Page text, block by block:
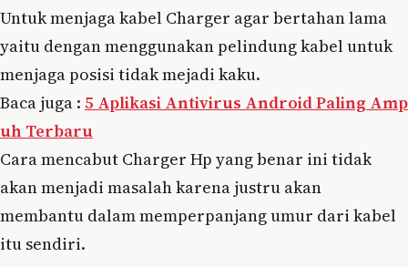
Untuk menjaga kabel Charger agar bertahan lama
yaitu dengan menggunakan pelindung kabel untuk
menjaga posisi tidak mejadi kaku.
Baca juga : 5 Aplikasi Antivirus Android Paling Amp
uh Terbaru
Cara mencabut Charger Hp yang benar ini tidak
akan menjadi masalah karena justru akan
membantu dalam memperpanjang umur dari kabel
itu sendiri.